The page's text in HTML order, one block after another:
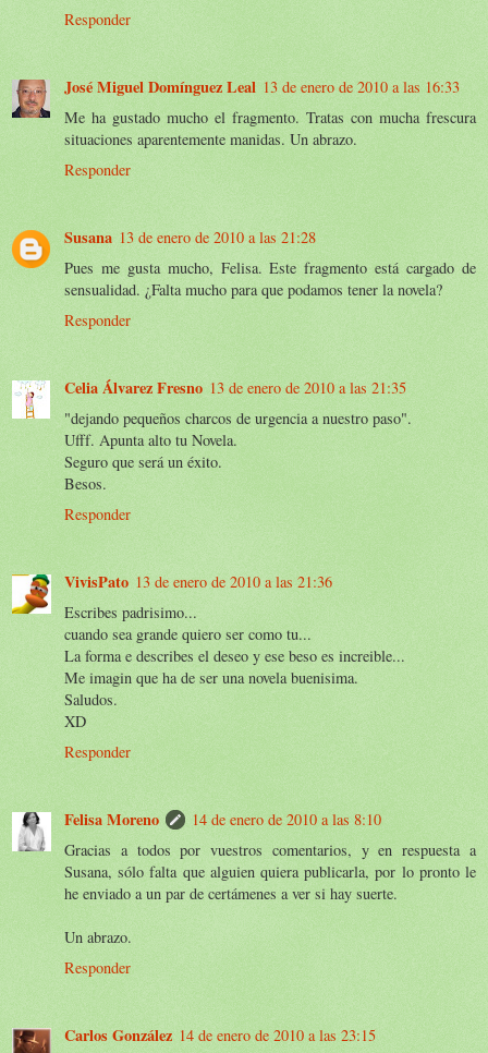
Responder
José Miguel Domínguez Leal 13 de enero de 2010 a las 16:33
Me ha gustado mucho el fragmento. Tratas con mucha frescura
situaciones aparentemente manidas. Un abrazo.
Responder
Susana 13 de enero de 2010 a las 21:28
Pues me gusta mucho, Felisa. Este fragmento está cargado de
sensualidad. ¿Falta mucho para que podamos tener la novela?
Responder
Celia Álvarez Fresno 13 de enero de 2010 a las 21:35
"dejando pequeños charcos de urgencia a nuestro paso".
Ufff. Apunta alto tu Novela.
Seguro que será un éxito.
Besos.
Responder
VivisPato 13 de enero de 2010 a las 21:36
Escribes padrisimo...
cuando sea grande quiero ser como tu...
La forma e describes el deseo y ese beso es increible...
Me imagin que ha de ser una novela buenisima.
Saludos.
XD
Responder
Felisa Moreno
14 de enero de 2010 a las 8:10
Gracias a todos por vuestros comentarios, y en respuesta a
Susana, sólo falta que alguien quiera publicarla, por lo pronto le
he enviado a un par de certámenes a ver si hay suerte.
Un abrazo.
Responder
Carlos González 14 de enero de 2010 a las 23:15